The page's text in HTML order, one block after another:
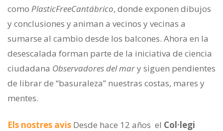
como PlasticFreeCantábrico, donde exponen dibujos
y conclusiones y animan a vecinos y vecinas a
sumarse al cambio desde los balcones. Ahora en la
desescalada forman parte de la iniciativa de ciencia
ciudadana Observadores del mary siguen pendientes
de librar de “basuraleza” nuestras costas, mares y
mentes.
Els nostres avis Desde hace 12 años el Col·legi